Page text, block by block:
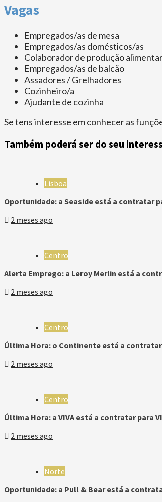
Vagas
Empregados/as de mesa
Empregados/as domésticos/as
Colaborador de produção
Empregados/as de balcão
Assadores / Grelhadores
Cozinheiro/a
Ajudante de cozinha
Se tens interesse em conhecer as
Também poderá ser do seu
Lisboa
Oportunidade: a Seaside está a contratar
2 meses ago
Centro
Alerta Emprego: a Leroy Merlin está a
2 meses ago
Centro
Última Hora: o Continente está a contratar
2 meses ago
Centro
Última Hora: a VIVA está a contratar para
2 meses ago
Norte
Oportunidade: a Pull & Bear está a